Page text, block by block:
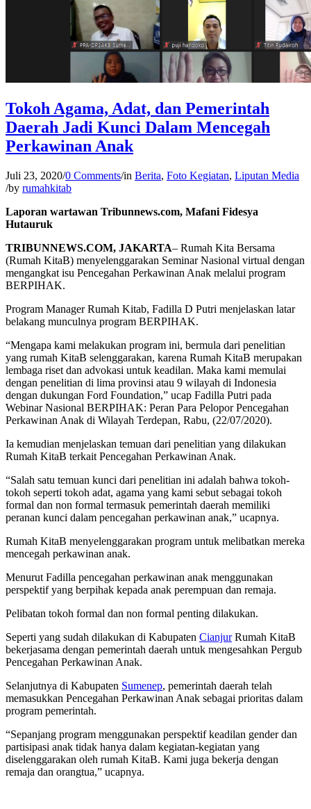
Tokoh Agama, Adat, dan Pemerintah
Daerah Jadi Kunci Dalam Mencegah
Perkawinan Anak
Juli 23, 2020/0 Comments/in Berita, Foto Kegiatan, Liputan Media
/by rumahkitab
Laporan wartawan Tribunnews.com, Mafani Fidesya
Hutauruk
TRIBUNNEWS.COM, JAKARTA– Rumah Kita Bersama
(Rumah KitaB) menyelenggarakan Seminar Nasional virtual dengan
mengangkat isu Pencegahan Perkawinan Anak melalui program
BERPIHAK.
Program Manager Rumah Kitab, Fadilla D Putri menjelaskan latar
belakang munculnya program BERPIHAK.
“Mengapa kami melakukan program ini, bermula dari penelitian
yang rumah KitaB selenggarakan, karena Rumah KitaB merupakan
lembaga riset dan advokasi untuk keadilan. Maka kami memulai
dengan penelitian di lima provinsi atau 9 wilayah di Indonesia
dengan dukungan Ford Foundation,” ucap Fadilla Putri pada
Webinar Nasional BERPIHAK: Peran Para Pelopor Pencegahan
Perkawinan Anak di Wilayah Terdepan, Rabu, (22/07/2020).
Ia kemudian menjelaskan temuan dari penelitian yang dilakukan
Rumah KitaB terkait Pencegahan Perkawinan Anak.
“Salah satu temuan kunci dari penelitian ini adalah bahwa tokoh-
tokoh seperti tokoh adat, agama yang kami sebut sebagai tokoh
formal dan non formal termasuk pemerintah daerah memiliki
peranan kunci dalam pencegahan perkawinan anak,” ucapnya.
Rumah KitaB menyelenggarakan program untuk melibatkan mereka
mencegah perkawinan anak.
Menurut Fadilla pencegahan perkawinan anak menggunakan
perspektif yang berpihak kepada anak perempuan dan remaja.
Pelibatan tokoh formal dan non formal penting dilakukan.
Seperti yang sudah dilakukan di Kabupaten CianjurRumah KitaB
bekerjasama dengan pemerintah daerah untuk mengesahkan Pergub
Pencegahan Perkawinan Anak.
Selanjutnya di Kabupaten Sumenep, pemerintah daerah telah
memasukkan Pencegahan Perkawinan Anak sebagai prioritas dalam
program pemerintah.
“Sepanjang program menggunakan perspektif keadilan gender dan
partisipasi anak tidak hanya dalam kegiatan-kegiatan yang
diselenggarakan oleh rumah KitaB. Kami juga bekerja dengan
remaja dan orangtua,” ucapnya.